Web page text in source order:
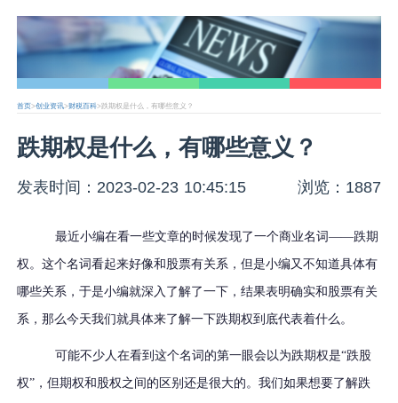
首页>创业资讯>财税百科>跌期权是什么，有哪些意义？
跌期权是什么，有哪些意义？
发表时间：2023-02-23 10:45:15 浏览：1887
最近小编在看一些文章的时候发现了一个商业名词——跌期
权。这个名词看起来好像和股票有关系，但是小编又不知道具体有
哪些关系，于是小编就深入了解了一下，结果表明确实和股票有关
系，那么今天我们就具体来了解一下跌期权到底代表着什么。
可能不少人在看到这个名词的第一眼会以为跌期权是“跌股
权”，但期权和股权之间的区别还是很大的。我们如果想要了解跌